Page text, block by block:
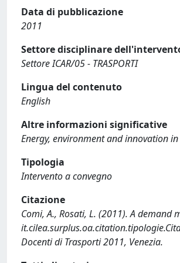
Data di pubblicazione
2011
Settore disciplinare
Settore ICAR/05 - TRASPORTI
Lingua del contenuto
English
Altre informazioni significative
Energy, environment and innovation
Tipologia
Intervento a convegno
Citazione
Comi, A., Rosati, L. (2011). A demand
Docenti di Trasporti 2011, Venezia.